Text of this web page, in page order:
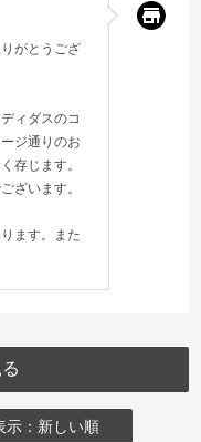
がとうござ
ィダスのコ
ジ通りのお
存じます。
ざいます。
ます。また
示：新しい順